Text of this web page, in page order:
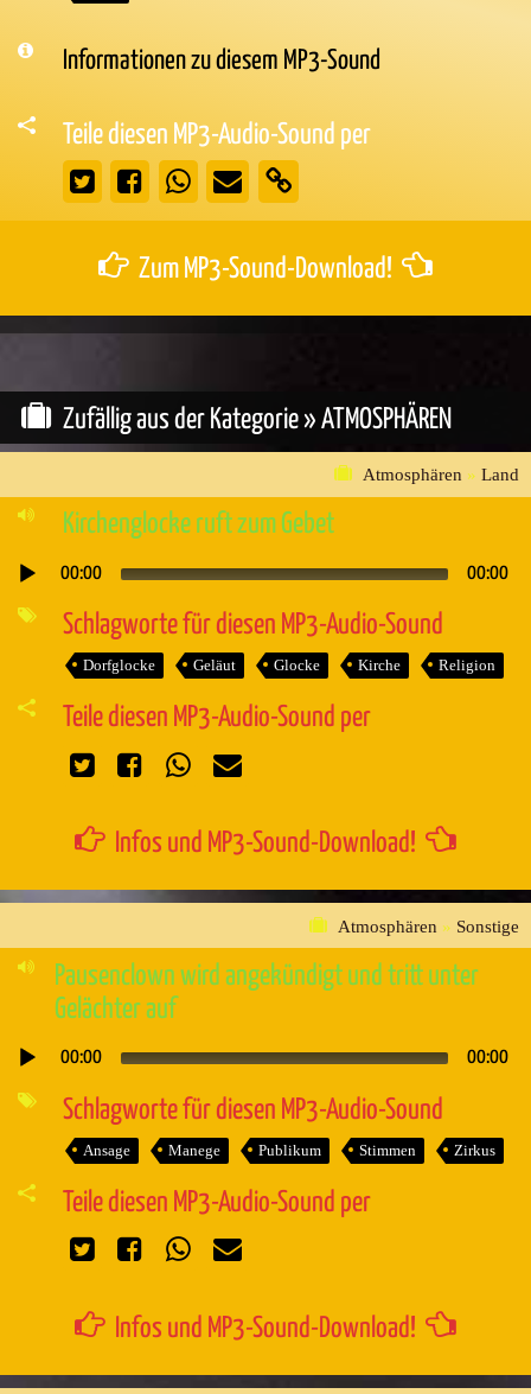
Informationen zu diesem MP3-Sound
Teile diesen MP3-Audio-Sound per
Zum MP3-Sound-Download!
Zufällig aus der Kategorie » ATMOSPHÄREN
Atmosphären » Land
Kirchenglocke ruft zum Gebet
Audio-
00:00 00:00
Schlagworte für diesen MP3-Audio-Sound
Dorfglocke Geläut Glocke Kirche Religion
Teile diesen MP3-Audio-Sound per
Infos und MP3-Sound-Download!
Atmosphären » Sonstige
Pausenclown wird angekündigt und tritt unter
Gelächter auf
Audio-
00:00 00:00
Schlagworte für diesen MP3-Audio-Sound
Ansage Manege Publikum Stimmen Zirkus
Teile diesen MP3-Audio-Sound per
Infos und MP3-Sound-Download!